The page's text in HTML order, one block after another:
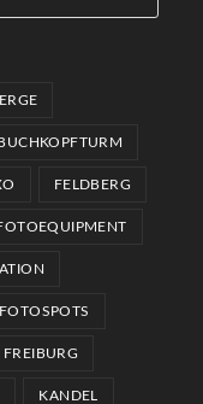
FELDBERG
FOTOSPOTS
FREIBURG
KANDEL